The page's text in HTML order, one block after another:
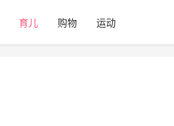
育儿 购物 运动